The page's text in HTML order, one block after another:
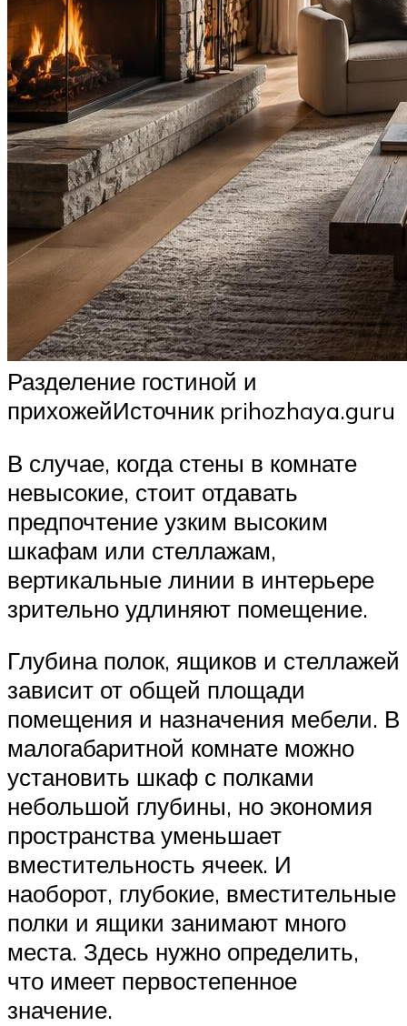
Разделение гостиной и
прихожейИсточник prihozhaya.guru
В случае, когда стены в комнате
невысокие, стоит отдавать
предпочтение узким высоким
шкафам или стеллажам,
вертикальные линии в интерьере
зрительно удлиняют помещение.
Глубина полок, ящиков и стеллажей
зависит от общей площади
помещения и назначения мебели. В
малогабаритной комнате можно
установить шкаф с полками
небольшой глубины, но экономия
пространства уменьшает
вместительность ячеек. И
наоборот, глубокие, вместительные
полки и ящики занимают много
места. Здесь нужно определить,
что имеет первостепенное
значение.